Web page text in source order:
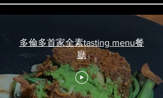
多倫多首家全素tasting menu餐
廳